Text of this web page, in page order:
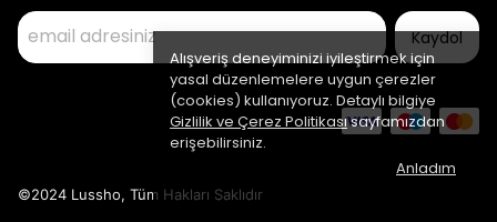
Alışveriş deneyiminizi iyileştirmek için
yasal düzenlemelere uygun çerezler
(cookies) kullanıyoruz. Detaylı bilgiye
Gizlilik ve Çerez Politikasısayfamızdan
erişebilirsiniz.
Anladım
Kaydol
©2024 Lussho, Tüm Hakları Saklıdır